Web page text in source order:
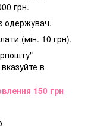
грн.
одержувач.
(мін. 10 грн).
в
150 грн